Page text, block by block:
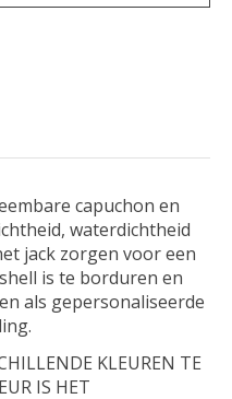
capuchon en
waterdichtheid
jack zorgen voor een
is te borduren en
als gepersonaliseerde
KLEUREN TE
IS HET